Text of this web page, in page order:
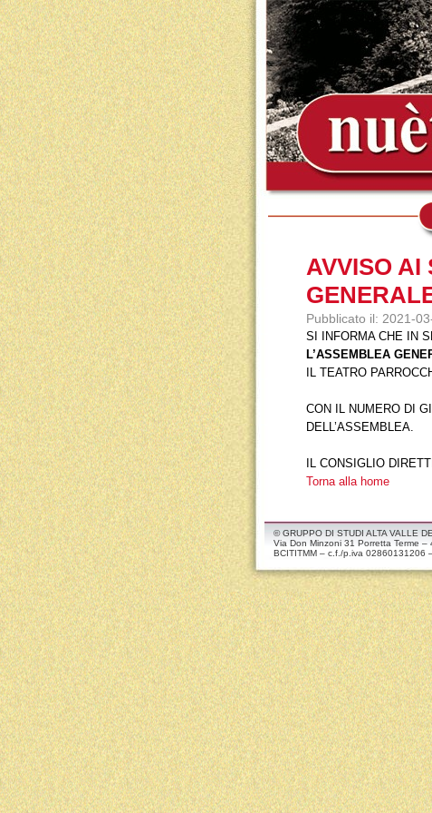
AVVISO AI
Pubblicato il: 2021-
SI INFORMA CHE IN
L’ASSEMBLEA
IL TEATRO
CON IL NUMERO DI
DELL’ASSEMBLEA.
IL CONSIGLIO
Torna alla home
© GRUPPO DI STUDI ALTA VALLE
Via Don Minzoni 31 Porretta Terme
BCITITMM – c.f./p.iva 02860131206